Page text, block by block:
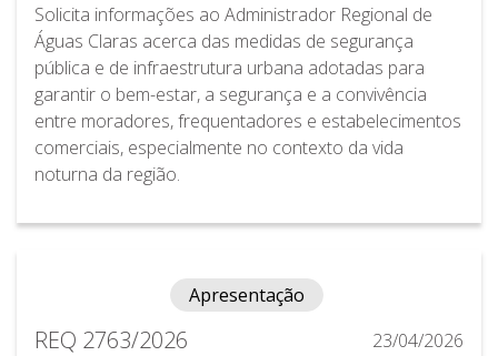
Solicita informações ao Administrador Regional de
Águas Claras acerca das medidas de segurança
pública e de infraestrutura urbana adotadas para
garantir o bem-estar, a segurança e a convivência
entre moradores, frequentadores e estabelecimentos
comerciais, especialmente no contexto da vida
noturna da região.
Apresentação
REQ 2763/2026
23/04/2026